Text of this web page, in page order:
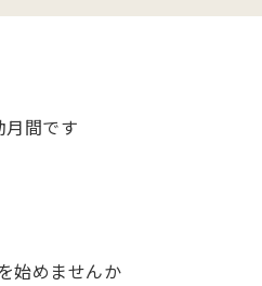
月間です
始めませんか